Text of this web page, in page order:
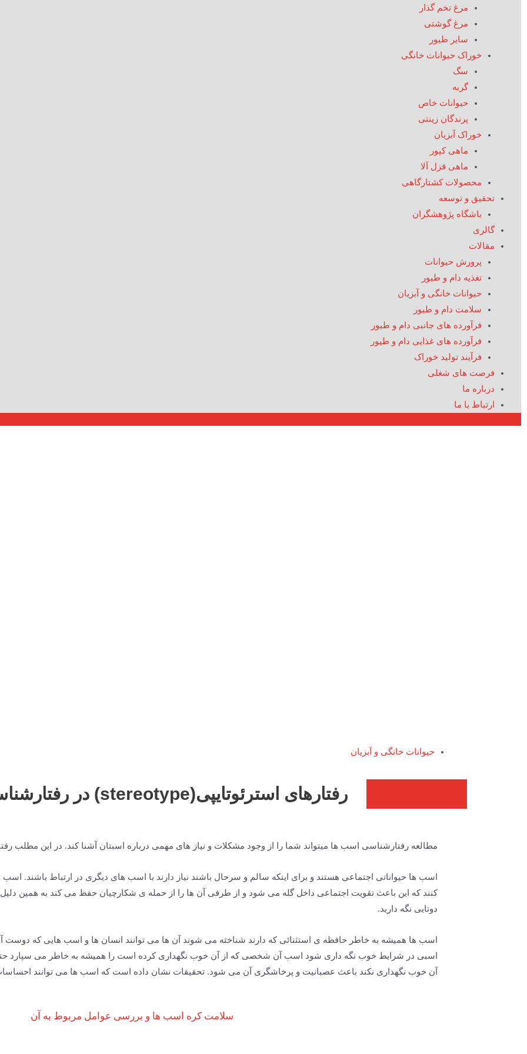
مرغ تخم گذار
مرغ گوشتی
سایر طیور
خوراک حیوانات خانگی
سگ
گربه
حیوانات خاص
پرندگان زینتی
خوراک آبزیان
ماهی کپور
ماهی قزل آلا
محصولات کشتارگاهی
تحقیق و توسعه
باشگاه پژوهشگران
گالری
مقالات
پرورش حیوانات
تغذیه دام و طیور
حیوانات خانگی و آبزیان
سلامت دام و طیور
فرآورده های جانبی دام و طیور
فرآورده های غذایی دام و طیور
فرآیند تولید خوراک
فرصت های شغلی
درباره ما
ارتباط با ما
حیوانات خانگی و آبزیان
رفتارهای استرئوتایپی(stereotype) در رفتارشناسی اسب ها
مطالعه رفتارشناسی اسب ها میتواند شما را از وجود مشکلات و نیاز های مهمی درباره اسبتان آشنا کند. در این
اسب ها حیواناتی اجتماعی هستند و برای اینکه سالم و سرحال باشند نیاز دارند با اسب های دیگری در ارتباط باشند. اسب
کنند که این باعث تقویت اجتماعی داخل گله می شود و از طرفی آن ها را از حمله ی شکارچیان حفظ می کند به همین
دوتایی نگه دارید.
اسب ها همیشه به خاطر حافظه ی استثنائی که دارند شناخته می شوند آن ها می توانند انسان ها و اسب هایی که دوست آن
اسبی در شرایط خوب نگه داری شود اسب آن شخصی که از آن خوب نگهداری کرده است را همیشه به خاطر می سپارد
آن خوب نگهداری نکند باعث عصبانیت و پرخاشگری آن می شود. تحقیقات نشان داده است که اسب ها می توانند
سلامت کره اسب ها و بررسی عوامل مربوط به آن